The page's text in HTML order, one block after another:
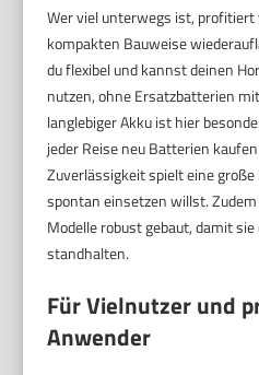
Wer viel unterwegs ist, profitiert
kompakten Bauweise
du flexibel und kannst deinen
nutzen, ohne Ersatzbatterien
langlebiger Akku ist hier
jeder Reise neu Batterien
Zuverlässigkeit spielt eine
spontan einsetzen willst.
Modelle robust gebaut, damit
standhalten.
Für Vielnutzer und
Anwender